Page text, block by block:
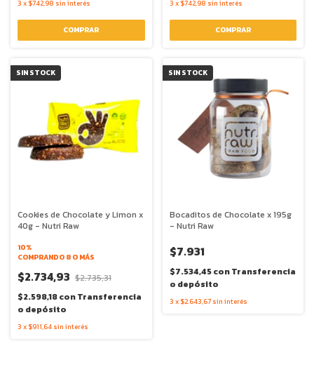
3 x $742,98 sin interés 3 x $742,98 sin interés
SIN STOCK
Cookies de Chocolate y Limon x
40g - Nutri Raw
10%
COMPRANDO 8 O MÁS
$2.734,93 $2.735,31
$2.598,18conTransferencia
o depósito
3 x $911,64 sin interés
SIN STOCK
Bocaditos de Chocolate x 195g
- Nutri Raw
$7.931
$7.534,45conTransferencia
o depósito
3 x $2.643,67 sin interés